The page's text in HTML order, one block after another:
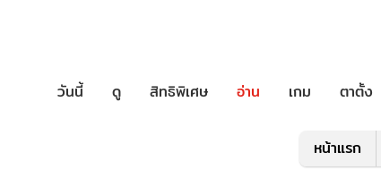
วันนี้ ดู สิทธิพิเศษ อ่าน เกม ตาตั้ง
หน้าแรก